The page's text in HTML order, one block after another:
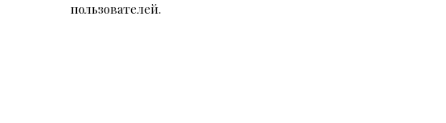
пользователей.